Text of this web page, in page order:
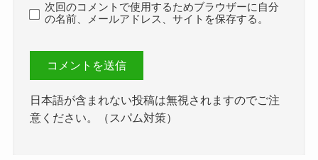
次回のコメントで使用するためブラウザーに自分
の名前、メールアドレス、サイトを保存する。
日本語が含まれない投稿は無視されますのでご注
意ください。（スパム対策）